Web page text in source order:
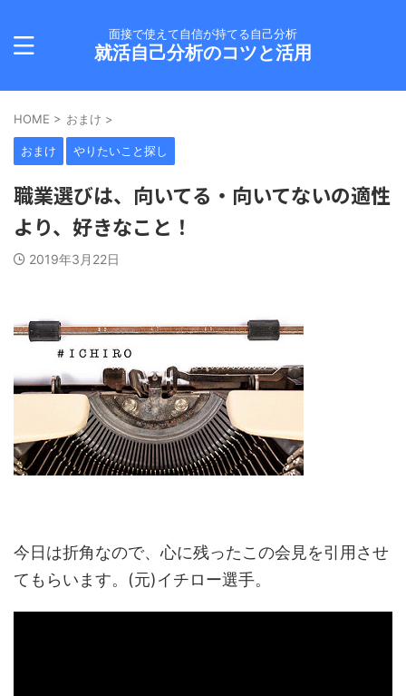
面接で使えて自信が持てる自己分析
就活自己分析のコツと活用
HOME > おまけ >
おまけ やりたいこと探し
職業選びは、向いてる・向いてないの適性
より、好きなこと！
2019年3月22日
今日は折角なので、心に残ったこの会見を引用させ
てもらいます。(元)イチロー選手。